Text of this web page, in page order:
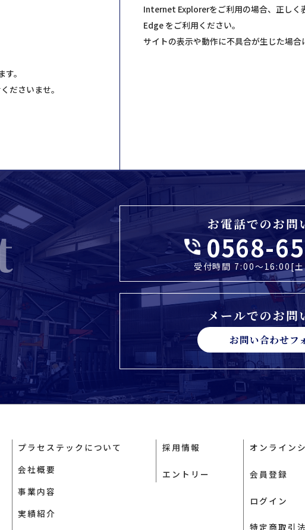
。
ださいませ。
Internet Explorerをご利用の場合、正し
Edge をご利用ください。
サイトの表示や動作に不具合が生じた場合
お電話でのお問
0568-
受付時間 7:00〜16:00[
メールでのお問
お問い合わせフ
プラセステックについて
会社概要
事業内容
実績紹介
採用情報
エントリー
オンライン
会員登録
ログイン
特定商取引